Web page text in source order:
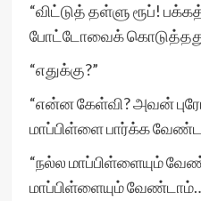
“விட்டுத் தள்ளு ரூப்!
போட்டோவைக்
“எதுக்கு?”
“என்ன கேள்வி? அவன்
மாப்பிள்ளை பார்க்க
“நல்ல மாப்பிள்ளையும்
மாப்பிள்ளையும்